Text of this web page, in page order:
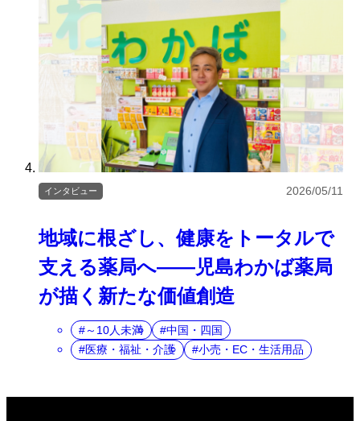
地域に根ざし、健康をトータルで
支える薬局へ――児島わかば薬局
が描く新たな価値創造
インタビュー 2026/05/11
～10人未満
中国・四国
医療・福祉・介護
小売・EC・生活用品